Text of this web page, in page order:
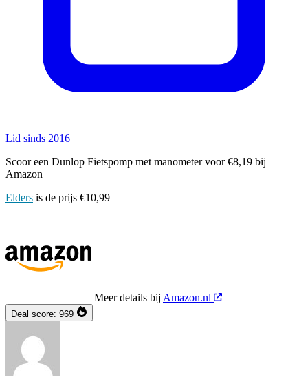
Lid sinds 2016
Scoor een Dunlop Fietspomp met manometer voor €8,19 bij
Amazon
Elders is de prijs €10,99
Meer details bij Amazon.nl
Deal score: 969